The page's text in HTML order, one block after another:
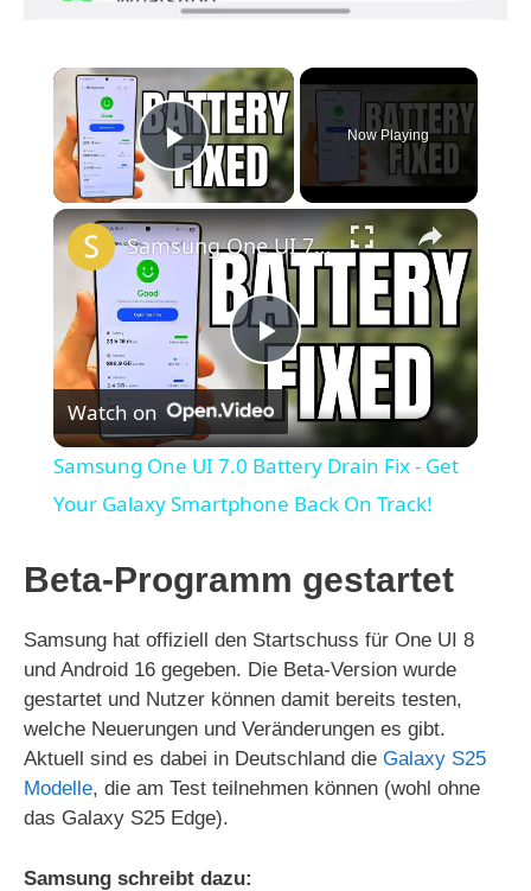
×
Play Video
Now Playing
×
P
l
a
y
V
i
d
Samsung One UI 7.0 Battery Drain Fix - Get Your Galaxy Smartphone Back On Track!
Watch on
Samsung One UI 7.0 Battery Drain Fix - Get
Your Galaxy Smartphone Back On Track!
Beta-Programm gestartet
Samsung hat offiziell den Startschuss für One UI 8
und Android 16 gegeben. Die Beta-Version wurde
gestartet und Nutzer können damit bereits testen,
welche Neuerungen und Veränderungen es gibt.
Aktuell sind es dabei in Deutschland die Galaxy S25
Modelle, die am Test teilnehmen können (wohl ohne
das Galaxy S25 Edge).
Samsung schreibt dazu: